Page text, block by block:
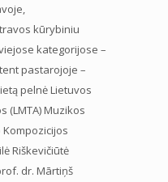
kūrybiniu
kategorijose –
pastarojoje –
pelnė Lietuvos
(LMTA) Muzikos
Riškevičiūtė
dr. Mārtiņš